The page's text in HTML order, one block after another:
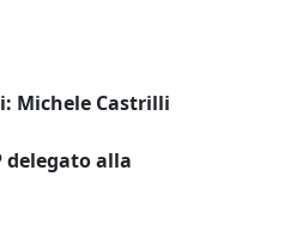
Michele Castrilli
delegato alla